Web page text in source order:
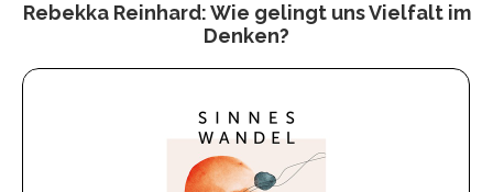
Rebekka Reinhard: Wie gelingt uns Vielfalt im
Denken?